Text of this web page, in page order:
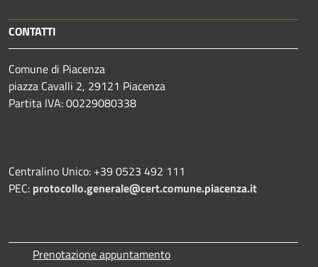
CONTATTI
Comune di Piacenza
piazza Cavalli 2, 29121 Piacenza
Partita IVA: 00229080338
Centralino Unico: +39 0523 492 111
PEC: protocollo.generale@cert.comune.piacenza.it
Prenotazione appuntamento